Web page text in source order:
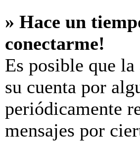
» Hace un
conectarme!
Es posible que
su cuenta por
periódicamente
mensajes por